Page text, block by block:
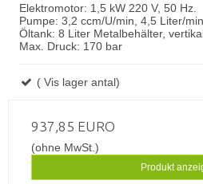
Elektromotor: 1,5 kW 220 V, 50 Hz.
Pumpe: 3,2 ccm/U/min, 4,5 Liter/min.
Öltank: 8 Liter Metalbehälter,
Max. Druck: 170 bar
( Vis lager antal)
937,85 EURO
(ohne MwSt.)
Produkt